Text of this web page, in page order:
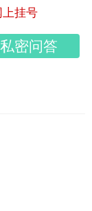
挂号
密问答